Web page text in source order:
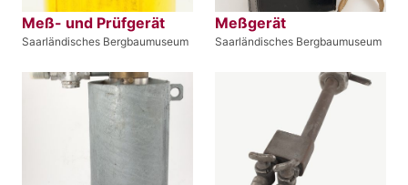
Meß- und Prüfgerät
Saarländisches Bergbaumuseum
Meßgerät
Saarländisches Bergbaumuseum